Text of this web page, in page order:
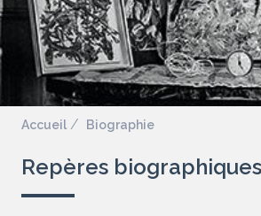
Les écrits
Expositions
Biographie
Nous
Accueil Biographie
Repères biographiques